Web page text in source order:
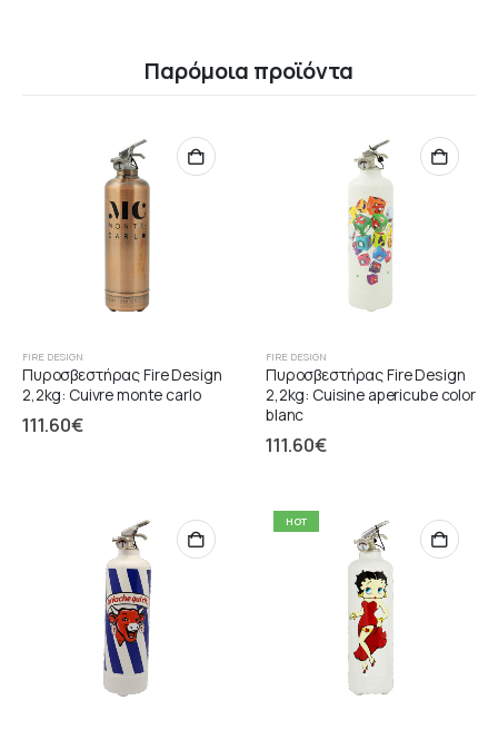
Παρόμοια προϊόντα
FIRE DESIGN
Πυροσβεστήρας Fire Design
2,2kg: Cuivre monte carlo
111.60€
FIRE DESIGN
Πυροσβεστήρας Fire Design
2,2kg: Cuisine apericube color
blanc
111.60€
HOT